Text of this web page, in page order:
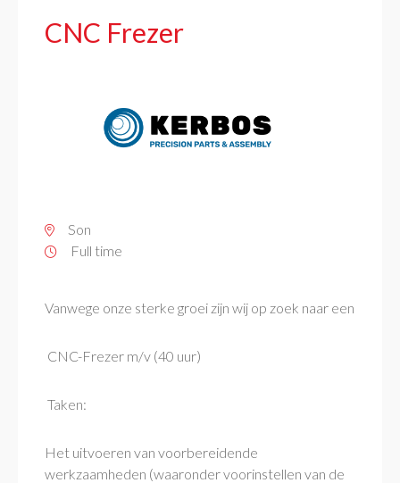
CNC Frezer
Son
Full time
Vanwege onze sterke groei zijn wij op zoek naar een
CNC-Frezer m/v (40 uur)
Taken:
Het uitvoeren van voorbereidende
werkzaamheden (waaronder voorinstellen van de